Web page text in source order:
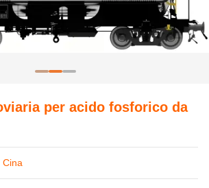
per acido fosforico da
Cina